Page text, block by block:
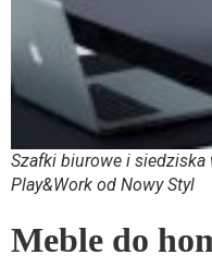
Szafki biurowe i
Play&Work od Nowy Styl
Meble do